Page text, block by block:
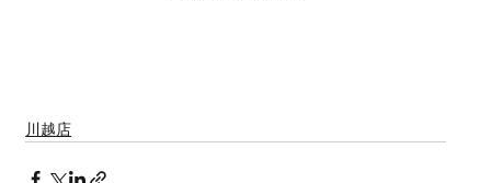
川越店